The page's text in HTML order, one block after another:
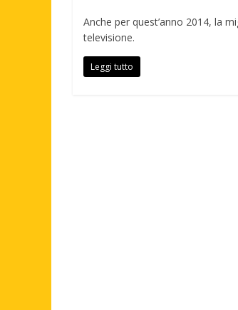
Anche per quest’anno 2014, la
televisione.
Leggi tutto